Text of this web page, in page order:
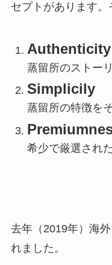
セプトがあります
Authenticity
蒸留所のストー
Simplicily
蒸留所の特徴を
希少で厳選され
去年（2019年）海
れました。